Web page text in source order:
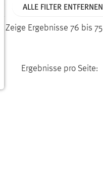
ALLE FILTER ENTFERNEN
Zeige Ergebnisse 76 bis
Ergebnisse pro Seite: